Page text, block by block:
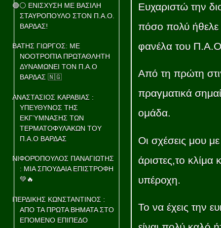
🟢⚪ ΕΝΙΣΧΥΣΗ ΜΕ ΒΑΣΙΛΗ
ΣΤΑΥΡΟΠΟΥΛΟ ΣΤΟΝ Π.Α.Ο.
ΒΑΡΔΑΣ!
ΒΑΤΗΣ ΓΙΩΡΓΟΣ: ΜΕ
ΝΟΟΤΡΟΠΊΑ ΠΡΩΤΑΘΛΗΤΗ
ΔΥΝΑΜΩΝΕΙ ΤΟΝ Π.Α.Ο
ΒΑΡΔΑΣ 🇳🇬
ΑΝΑΣΤΑΣΙΟΣ ΚΑΡΑΒΙΑΣ :
ΥΠΕΥΘΥΝΟΣ ΤΗΣ
ΕΚΓΎΜΝΑΣΗΣ ΤΩΝ
ΤΕΡΜΑΤΟΦΥΛΆΚΩΝ ΤΟΥ
Π.Α.Ο ΒΑΡΔΑΣ
ΝΙΦΟΡΌΠΟΥΛΟΣ ΠΑΝΑΓΙΩΤΗΣ
: ΜΙΑ ΣΠΟΥΔΑΙΑ ΕΠΙΣΤΡΟΦΗ
💚🔥
ΠΕΡΔΙΚΗΣ ΚΩΝΣΤΑΝΤΙΝΟΣ :
ΑΠΟ ΤΑ ΠΡΩΤΑ ΒΗΜΑΤΑ ΣΤΟ
ΕΠΟΜΕΝΟ ΕΠΙΠΕΔΟ
Ευχαριστώ την
πόσο πολύ ήθελε
φανέλα του
Από τη πρώτη
πραγματικά
ομάδα.
Οι σχέσεις μου
άριστες,το κλίμα
υπέροχη.
Το να έχεις την